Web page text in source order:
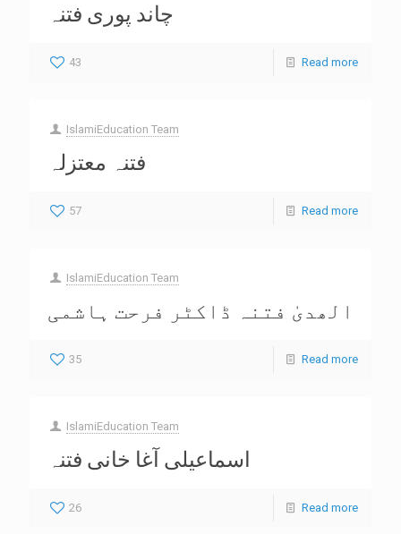
چاند پوری فتنہ
43 Read more
IslamiEducation Team
فتنہ معتزلہ
57 Read more
IslamiEducation Team
الھدیٰ فتنہ ڈاکٹر فرحت ہاشمی
35 Read more
IslamiEducation Team
اسماعیلی آغا خانی فتنہ
26 Read more